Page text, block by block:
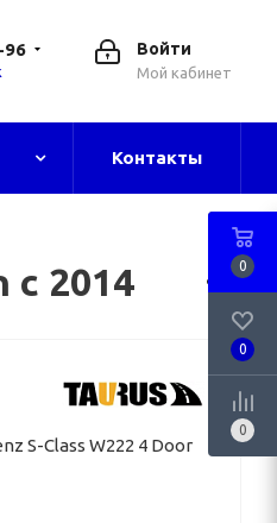
Войти
Мой кабинет
96
Контакты
с 2014
S-Class W222 4 Door
0
0
0